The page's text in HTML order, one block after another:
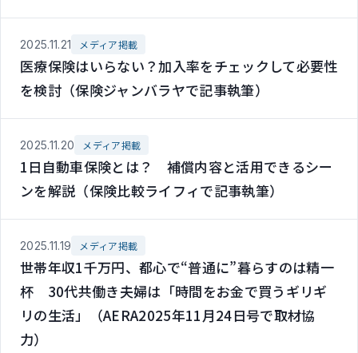
2025.11.21 メディア掲載
医療保険はいらない？加入率をチェックして必要性
を検討（保険ジャンバラヤで記事執筆）
2025.11.20 メディア掲載
1日自動車保険とは？ 補償内容と活用できるシー
ンを解説（保険比較ライフィで記事執筆）
2025.11.19 メディア掲載
世帯年収1千万円、都心で“普通に”暮らすのは精一
杯 30代共働き夫婦は「時間をお金で買うギリギ
リの生活」（AERA2025年11月24日号で取材協
力）